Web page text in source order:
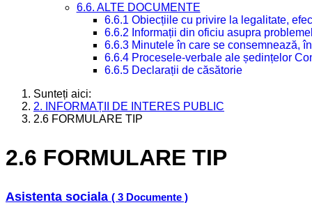
6.6. ALTE DOCUMENTE
6.6.1 Obiecțiile cu privire la legalitate,
6.6.2 Informații din oficiu asupra
6.6.3 Minutele în care se consemnează,
6.6.4 Procesele-verbale ale ședințelor
6.6.5 Declarații de căsătorie
Sunteți aici:
2. INFORMAȚII DE INTERES PUBLIC
2.6 FORMULARE TIP
2.6 FORMULARE TIP
Asistenta sociala ( 3 Documente )